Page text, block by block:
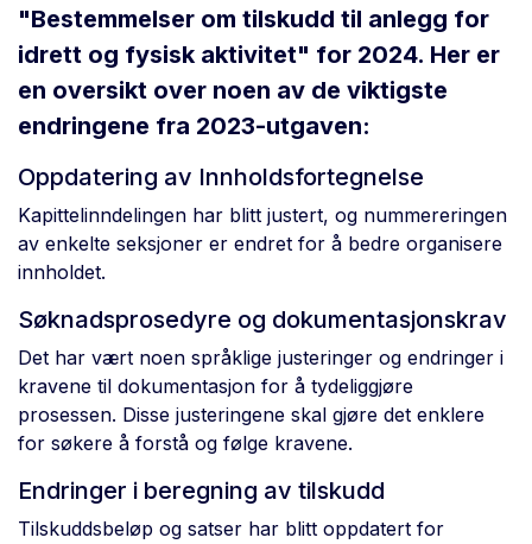
"Bestemmelser om tilskudd til anlegg for
idrett og fysisk aktivitet" for 2024. Her er
en oversikt over noen av de viktigste
endringene fra 2023-utgaven:
Oppdatering av Innholdsfortegnelse
Kapittelinndelingen har blitt justert, og nummereringen
av enkelte seksjoner er endret for å bedre organisere
innholdet.
Søknadsprosedyre og dokumentasjonskrav
Det har vært noen språklige justeringer og endringer i
kravene til dokumentasjon for å tydeliggjøre
prosessen. Disse justeringene skal gjøre det enklere
for søkere å forstå og følge kravene.
Endringer i beregning av tilskudd
Tilskuddsbeløp og satser har blitt oppdatert for